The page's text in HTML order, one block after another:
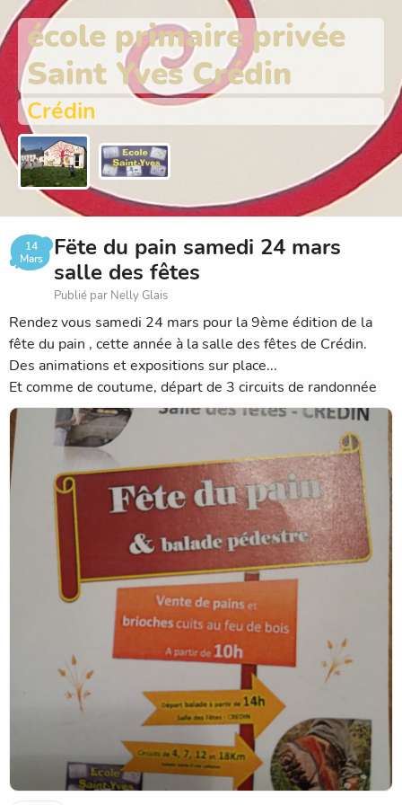
école primaire privée
Saint Yves Crédin
Crédin
14
Mars
Fëte du pain samedi 24 mars
salle des fêtes
Publié par Nelly Glais
Rendez vous samedi 24 mars pour la 9ème édition de la
fête du pain , cette année à la salle des fêtes de Crédin.
Des animations et expositions sur place...
Et comme de coutume, départ de 3 circuits de randonnée